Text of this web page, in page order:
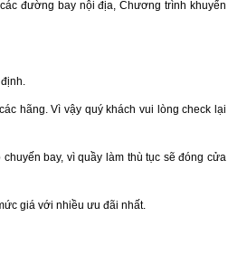
đường bay nội địa, Chương trình khuyến
hãng. Vì vậy quý khách vui lòng check lại
bay, vì quầy làm thù tục sẽ đóng cửa
giá với nhiều ưu đãi nhất.